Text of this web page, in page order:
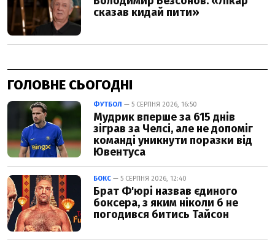
ГОЛОВНЕ СЬОГОДНІ
ФУТБОЛ — 5 СЕРПНЯ 2026, 16:50
Мудрик вперше за 615 днів
зіграв за Челсі, але не допоміг
команді уникнути поразки від
Ювентуса
БОКС — 5 СЕРПНЯ 2026, 12:40
Брат Ф'юрі назвав єдиного
боксера, з яким ніколи б не
погодився битись Тайсон